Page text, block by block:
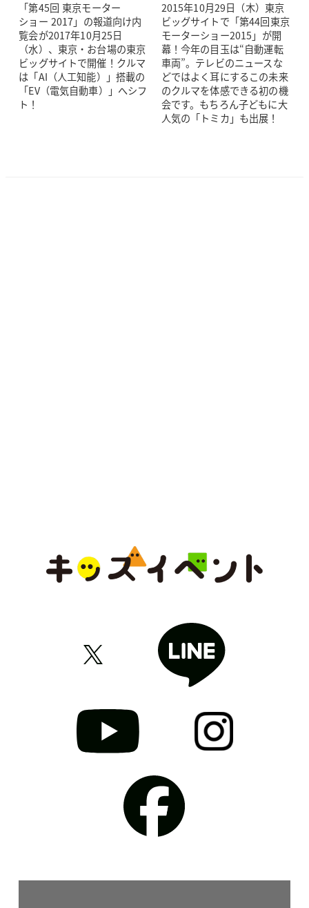
「第45回 東京モーター
ショー 2017」の報道向け内
覧会が2017年10月25日
（水）、東京・お台場の東京
ビッグサイトで開催！クルマ
は「AI（人工知能）」搭載の
「EV（電気自動車）」へシフ
ト！
2015年10月29日（木）東京
ビッグサイトで「第44回東京
モーターショー2015」が開
幕！今年の目玉は“自動運転
車両”。テレビのニュースな
どではよく耳にするこの未来
のクルマを体感できる初の機
会です。もちろん子どもに大
人気の「トミカ」も出展！